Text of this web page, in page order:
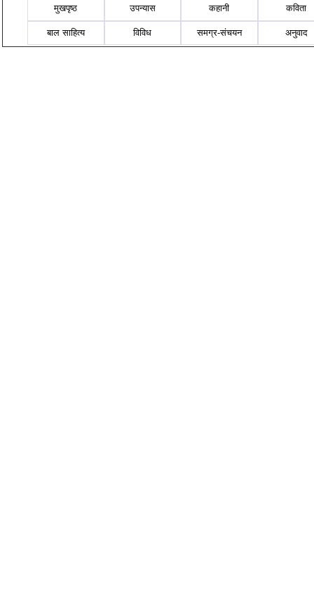
मुखपृष्ठ उपन्यास कहानी कविता
बाल साहित्य विविध समग्र-संचयन अनुवाद